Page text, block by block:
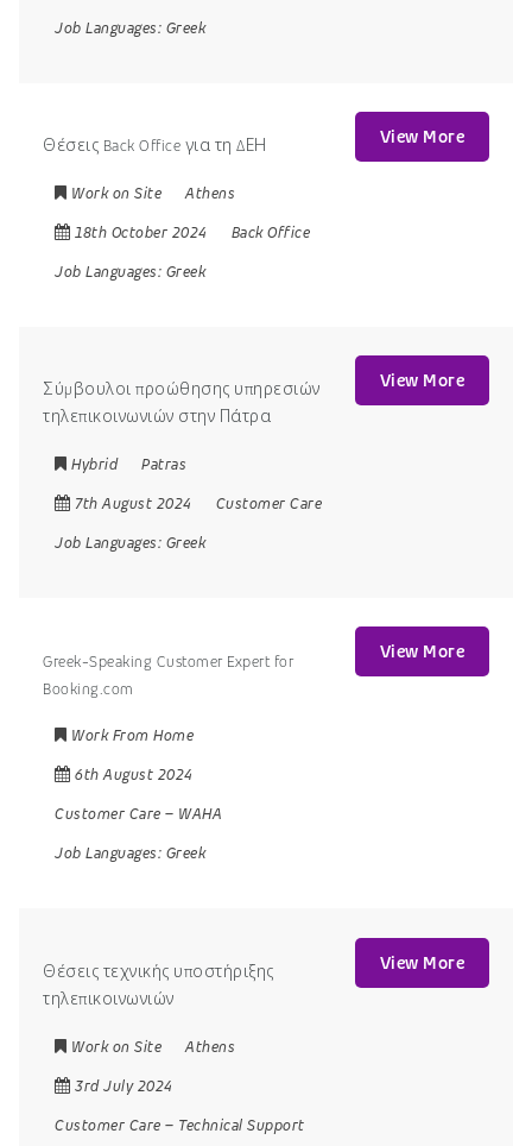
Job Languages: Greek
Θέσεις Back Office για τη ΔΕΗ
Work on Site
Athens
18th October 2024
Back Office
Job Languages: Greek
View More
Σύμβουλοι προώθησης υπηρεσιών
τηλεπικοινωνιών στην Πάτρα
Hybrid
Patras
7th August 2024
Customer Care
Job Languages: Greek
View More
Greek-Speaking Customer Expert for
Booking.com
Work From Home
6th August 2024
Customer Care – WAHA
Job Languages: Greek
View More
Θέσεις τεχνικής υποστήριξης
τηλεπικοινωνιών
Work on Site
Athens
3rd July 2024
Customer Care – Technical Support
View More